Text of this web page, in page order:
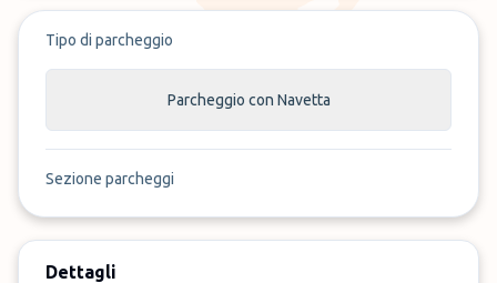
Tipo di parcheggio
Parcheggio con Navetta
Sezione parcheggi
Dettagli